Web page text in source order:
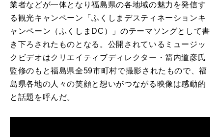
業者などが一体となり福島県の各地域の魅力を発信す
る観光キャンペーン「ふくしまデスティネーションキ
ャンペーン（ふくしまDC）」のテーマソングとして書
き下ろされたものとなる。公開されているミュージッ
クビデオはクリエイティブディレクター・箭内道彦氏
監修のもと福島県全59市町村で撮影されたもので、福
島県各地の人々の笑顔と想いがつながる映像は感動的
と話題を呼んだ。